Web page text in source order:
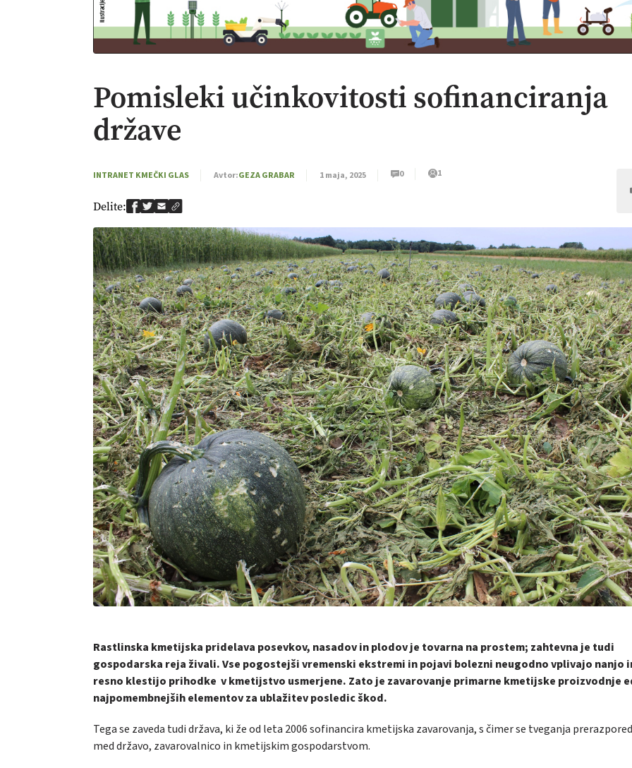
Pomisleki učinkovitosti sofinanciranja
države
INTRANET KMEČKI GLAS Avtor:GEZA GRABAR 1 maja, 2025 0 1
Delite:
Rastlinska kmetijska pridelava posevkov, nasadov in plodov je tovarna na prostem; zahtevna je tudi
gospodarska reja živali. Vse pogostejši vremenski ekstremi in pojavi bolezni neugodno vplivajo nanjo
resno klestijo prihodke v kmetijstvo usmerjene. Zato je zavarovanje primarne kmetijske proizvodnje
najpomembnejših elementov za ublažitev posledic škod.
Tega se zaveda tudi država, ki že od leta 2006 sofinancira kmetijska zavarovanja, s čimer se tveganja
med državo, zavarovalnico in kmetijskim gospodarstvom.